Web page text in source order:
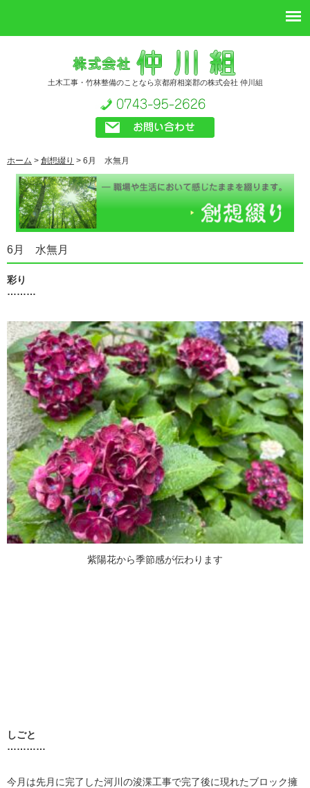
土木工事・竹林整備のことなら京都府相楽郡の株式会社 仲川組
ホーム > 創想綴り > 6月 水無月
6月 水無月
彩り
………
紫陽花から季節感が伝わります
しごと
…………
今月は先月に完了した河川の浚渫工事で完了後に現れたブロック擁